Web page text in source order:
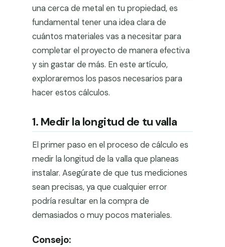
una cerca de metal en tu propiedad, es
fundamental tener una idea clara de
cuántos materiales vas a necesitar para
completar el proyecto de manera efectiva
y sin gastar de más. En este artículo,
exploraremos los pasos necesarios para
hacer estos cálculos.
1. Medir la longitud de tu valla
El primer paso en el proceso de cálculo es
medir la longitud de la valla que planeas
instalar. Asegúrate de que tus mediciones
sean precisas, ya que cualquier error
podría resultar en la compra de
demasiados o muy pocos materiales.
Consejo: